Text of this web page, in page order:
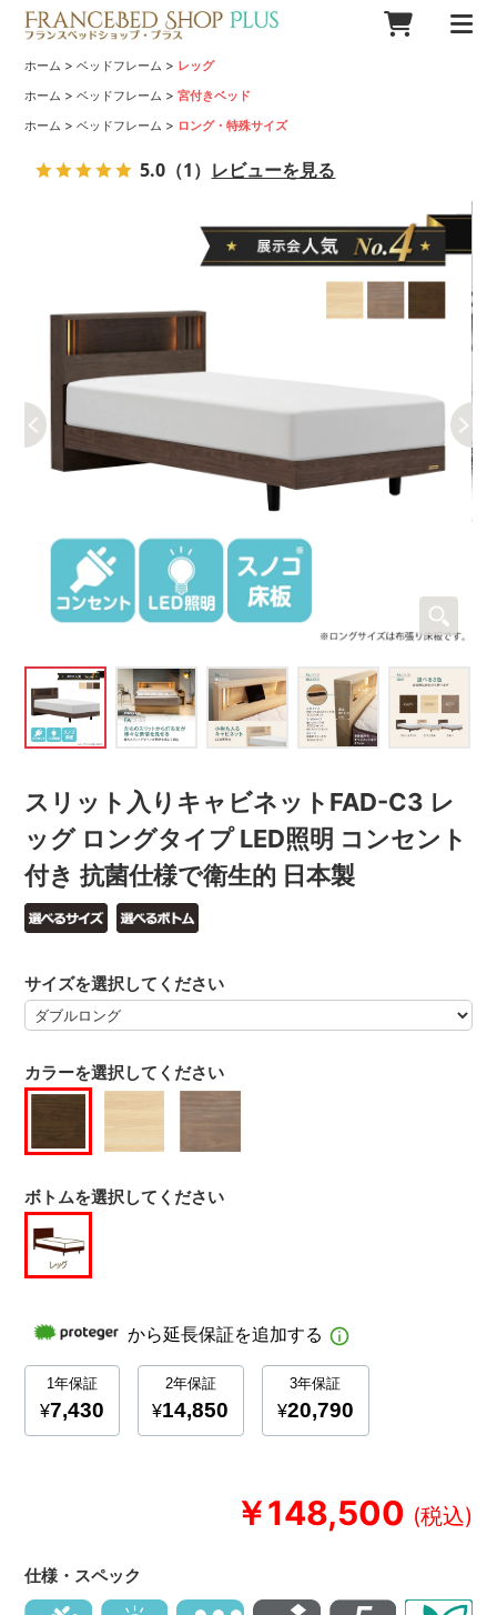
ホーム >ベッドフレーム > レッグ
ホーム >ベッドフレーム >宮付きベッド
ホーム >ベッドフレーム > ロング・特殊サイズ
スリット入りキャビネットFAD-C3 レ
ッグ ロングタイプ LED照明 コンセント
付き 抗菌仕様で衛生的 日本製
￥148,500
カラーを選択してください
サイズを選択してください
ボトムを選択してください
仕様・スペック
5.0 （1） レビューを見る